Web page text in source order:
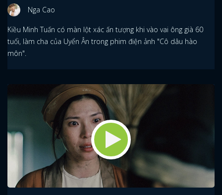
Nga Cao
Kiều Minh Tuấn có màn lột xác ấn tượng khi vào vai ông già 60
tuổi, làm cha của Uyển Ân trong phim điện ảnh "Cô dâu hào
môn".